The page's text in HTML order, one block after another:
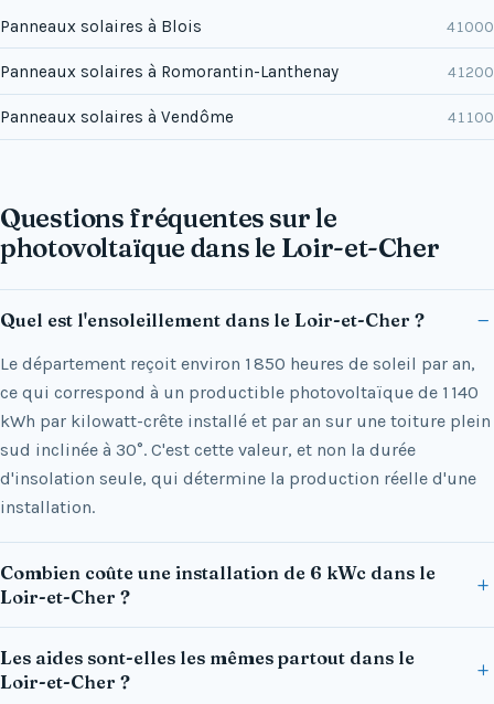
Panneaux solaires à Blois 41000
Panneaux solaires à Romorantin-Lanthenay 41200
Panneaux solaires à Vendôme 41100
Questions fréquentes sur le
photovoltaïque dans le Loir-et-Cher
Quel est l'ensoleillement dans le Loir-et-Cher ?
Le département reçoit environ 1 850 heures de soleil par an,
ce qui correspond à un productible photovoltaïque de 1 140
kWh par kilowatt-crête installé et par an sur une toiture plein
sud inclinée à 30°. C'est cette valeur, et non la durée
d'insolation seule, qui détermine la production réelle d'une
installation.
Combien coûte une installation de 6 kWc dans le
Loir-et-Cher ?
Les aides sont-elles les mêmes partout dans le
Loir-et-Cher ?